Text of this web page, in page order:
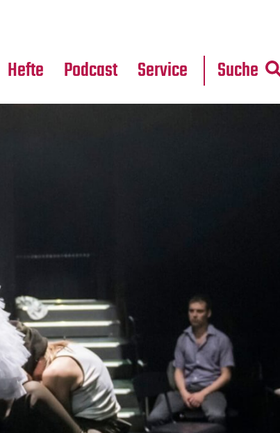
Hefte Podcast Service Suche